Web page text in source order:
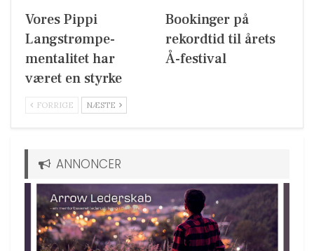
Vores Pippi
Langstrømpe-
mentalitet har
været en styrke
Bookinger på
rekordtid til årets
Å-festival
FORRIGE NÆSTE
ANNONCER